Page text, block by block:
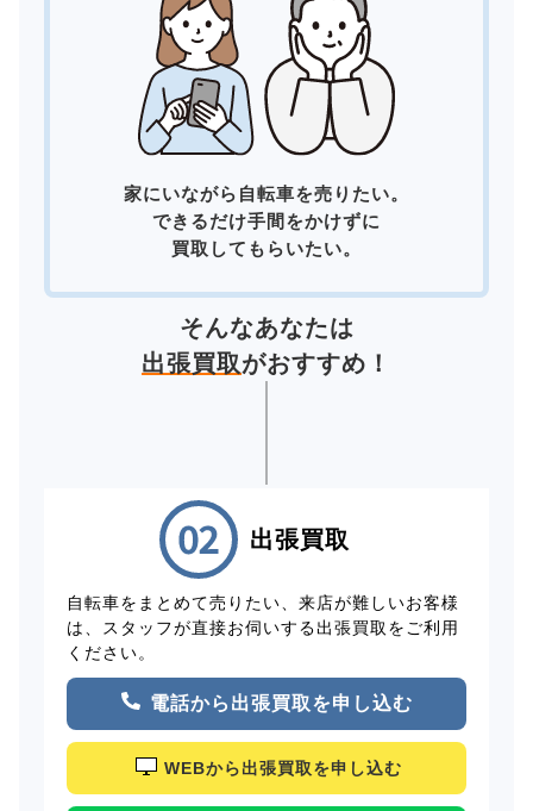
家にいながら自転車を売りたい。
できるだけ手間をかけずに
買取してもらいたい。
そんなあなたは
出張買取がおすすめ！
出張買取
自転車をまとめて売りたい、来店が難しいお客様
は、スタッフが直接お伺いする出張買取をご利用
ください。
電話から出張買取を申し込む
WEBから出張買取を申し込む